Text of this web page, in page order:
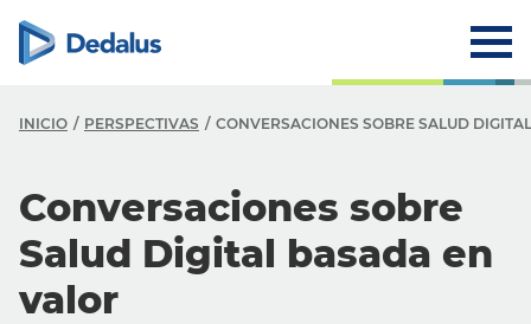
INICIO PERSPECTIVAS CONVERSACIONES SOBRE SALUD
Conversaciones sobre
Salud Digital basada en
valor